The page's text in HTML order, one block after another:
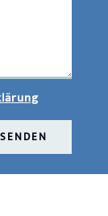
SENDEN